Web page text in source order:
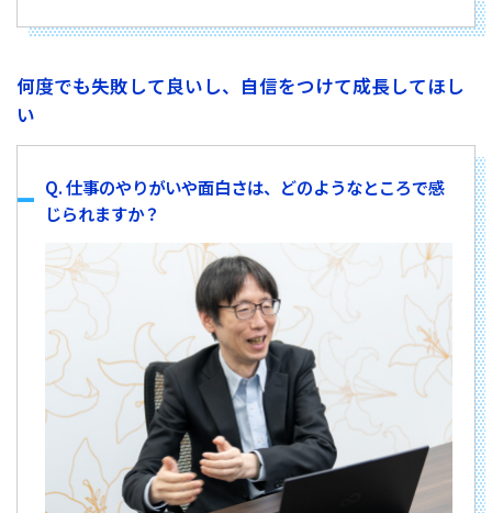
何度でも失敗して良いし、自信をつけて成長してほし
い
Q. 仕事のやりがいや面白さは、どのようなところで感
じられますか？